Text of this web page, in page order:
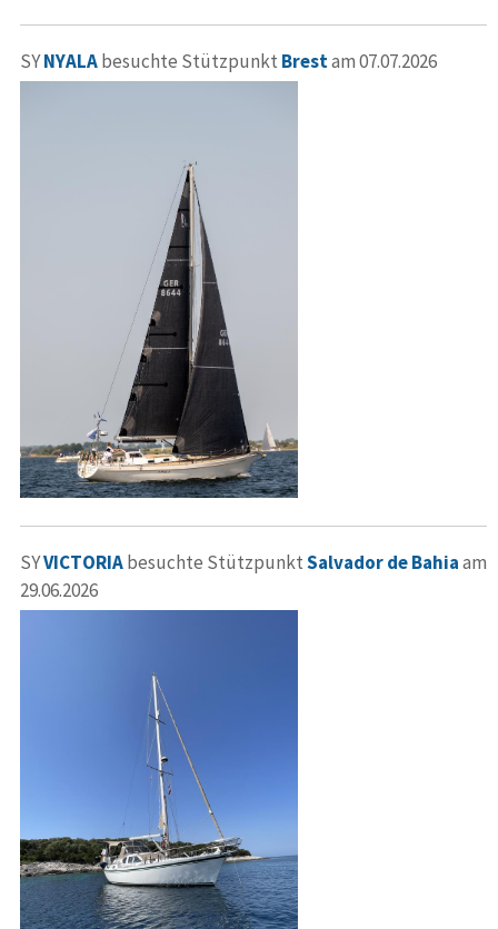
SYNYALAbesuchte Stützpunkt Brestam 07.07.2026
SYVICTORIAbesuchte StützpunktSalvador de Bahiaam
29.06.2026